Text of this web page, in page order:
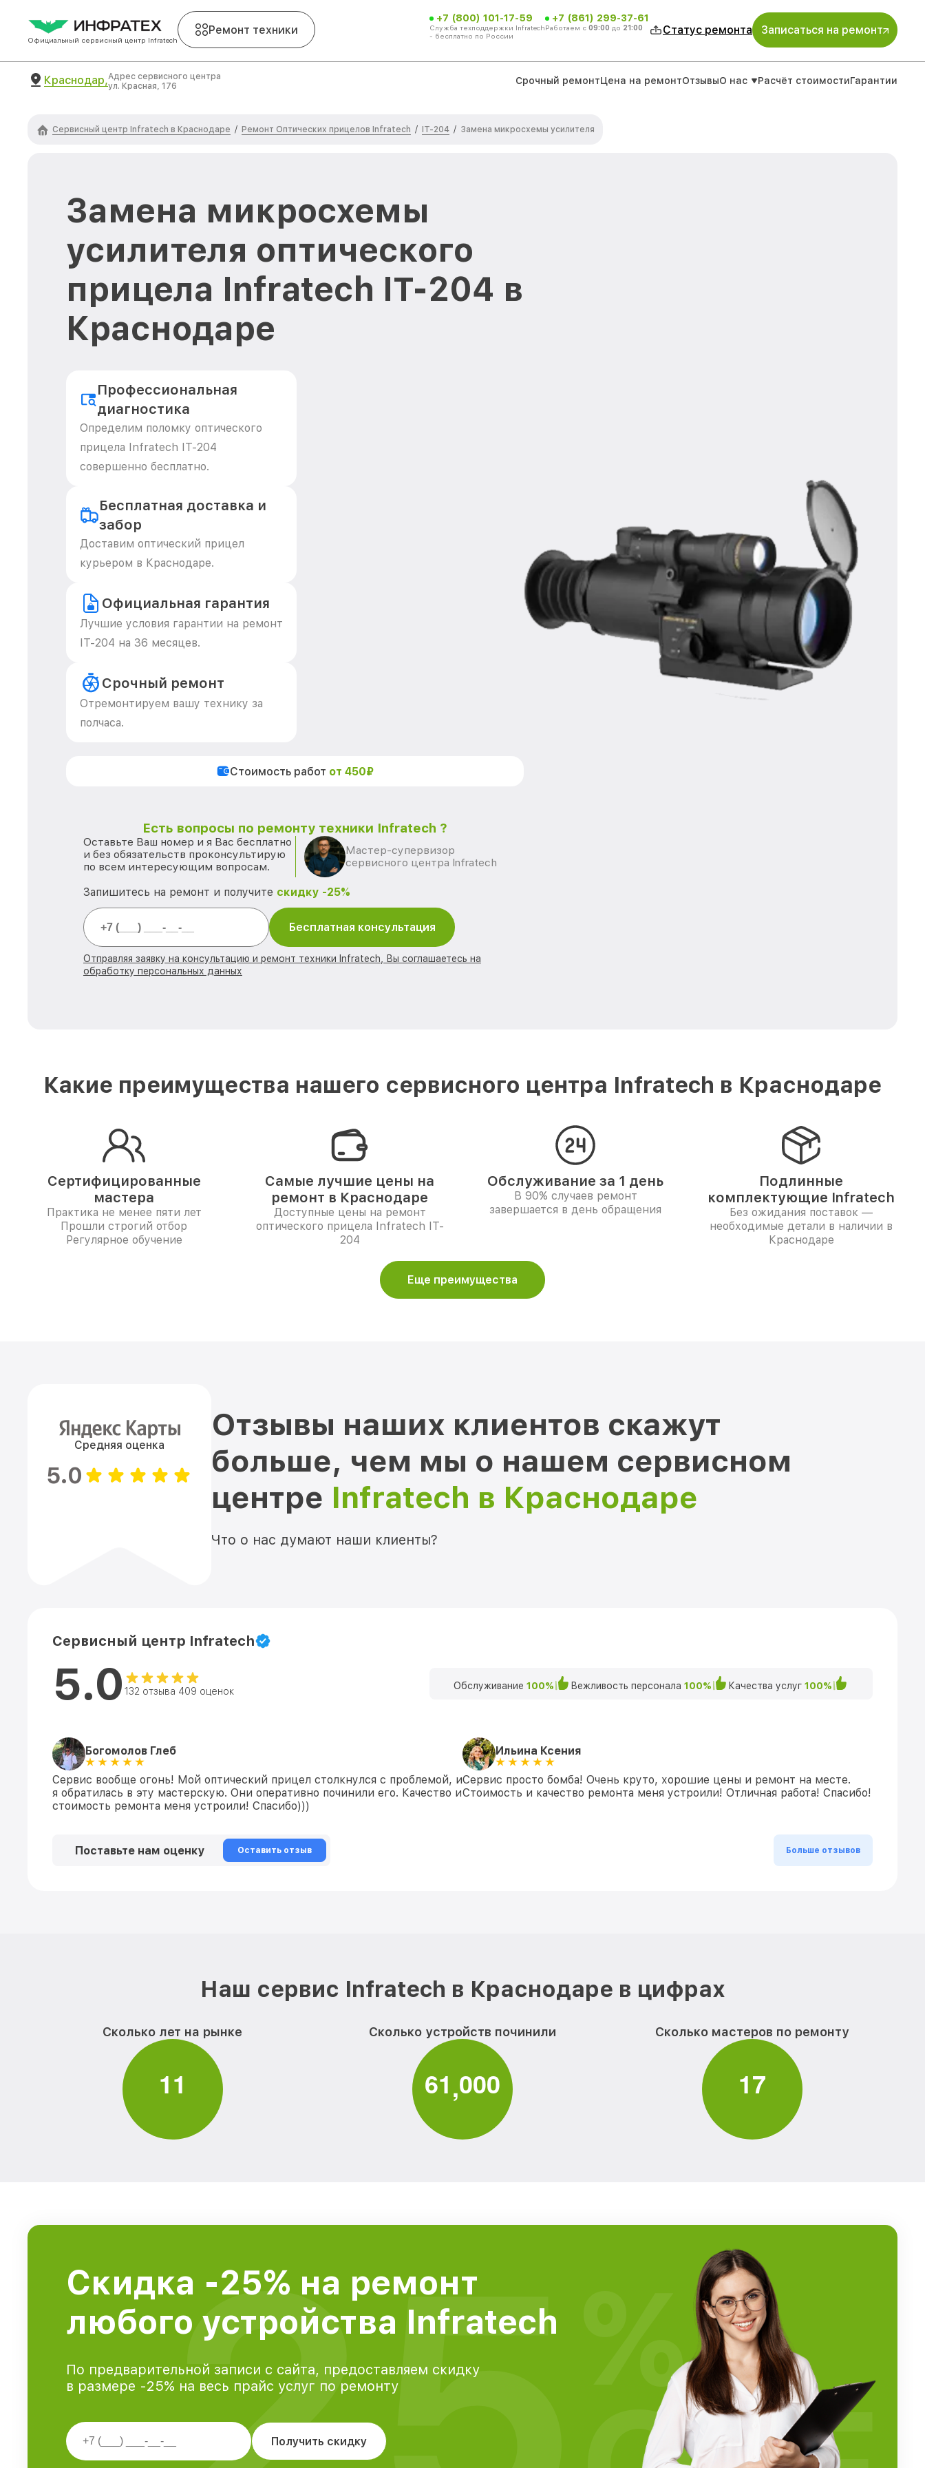
Официальный сервисный центр Infratech
Ремонт техники
+7 (800) 101-17-59
Служба техподдержки Infratech
- бесплатно по России
+7 (861) 299-37-61
Работаем с 09:00 до 21:00 Статус ремонта Записаться на ремонт
Краснодар,Адрес сервисного центра
ул. Красная, 176
Срочный ремонтЦена на ремонтОтзывыО нас Расчёт стоимостиГарантии
Сервисный центр Infratech в Краснодаре / Ремонт Оптических прицелов Infratech / IT-204 / Замена микросхемы усилителя
Замена микросхемы
усилителя оптического
прицела Infratech IT-204 в
Краснодаре
Профессиональная
диагностика
Определим поломку оптического
прицела Infratech IT-204
совершенно бесплатно.
Бесплатная доставка и
забор
Доставим оптический прицел
курьером в Краснодаре.
Официальная гарантия
Лучшие условия гарантии на ремонт
IT-204 на 36 месяцев.
Срочный ремонт
Отремонтируем вашу технику за
полчаса.
Стоимость работ от 450₽
Есть вопросы по ремонту техники Infratech ?
Оставьте Ваш номер и я Вас бесплатно
и без обязательств проконсультирую
по всем интересующим вопросам.
Мастер-супервизор
сервисного центра Infratech
Запишитесь на ремонт и получите скидку -25%
Бесплатная консультация
Отправляя заявку на консультацию и ремонт техники Infratech, Вы соглашаетесь на
обработку персональных данных
Какие преимущества нашего сервисного центра Infratech в Краснодаре
Сертифицированные
мастера
Практика не менее пяти лет
Прошли строгий отбор
Регулярное обучение
Самые лучшие цены на
ремонт в Краснодаре
Доступные цены на ремонт
оптического прицела Infratech IT-
204
Обслуживание за 1 день
В 90% случаев ремонт
завершается в день обращения
Подлинные
комплектующие Infratech
Без ожидания поставок —
необходимые детали в наличии в
Краснодаре
Еще преимущества
Средняя оценка
5.0
Отзывы наших клиентов скажут
больше, чем мы о нашем сервисном
центре Infratech в Краснодаре
Что о нас думают наши клиенты?
Сервисный центр Infratech
5.0 132 отзыва 409 оценок Обслуживание 100% Вежливость персонала 100% Качества услуг 100%
Богомолов Глеб
Сервис вообще огонь! Мой оптический прицел столкнулся с проблемой, и
я обратилась в эту мастерскую. Они оперативно починили его. Качество и
стоимость ремонта меня устроили! Спасибо)))
Ильина Ксения
Сервис просто бомба! Очень круто, хорошие цены и ремонт на месте.
Стоимость и качество ремонта меня устроили! Отличная работа! Спасибо!
Поставьте нам оценку Оставить отзыв Больше отзывов
Наш сервис Infratech в Краснодаре в цифрах
Сколько лет на рынке
11
Сколько устройств починили
61,000
Сколько мастеров по ремонту
17
Скидка -25% на ремонт
любого устройства Infratech
По предварительной записи с сайта, предоставляем скидку
в размере -25% на весь прайс услуг по ремонту
Получить скидку
%